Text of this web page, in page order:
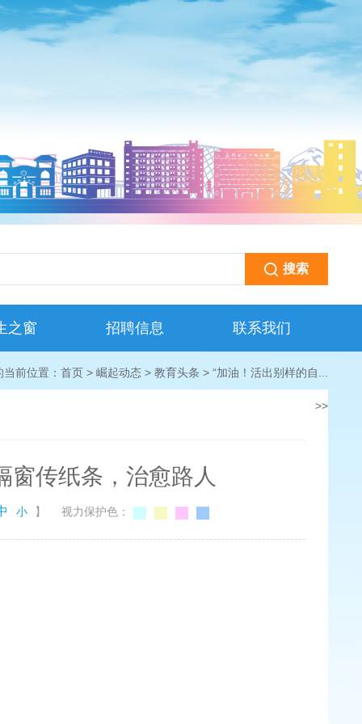
之窗 招聘信息 联系我们
当前位置： 首页 > 崛起动态 > 教育头条 > “加油！活出别样的自...
窗传纸条，治愈路人
小 】 视力保护色：
>>